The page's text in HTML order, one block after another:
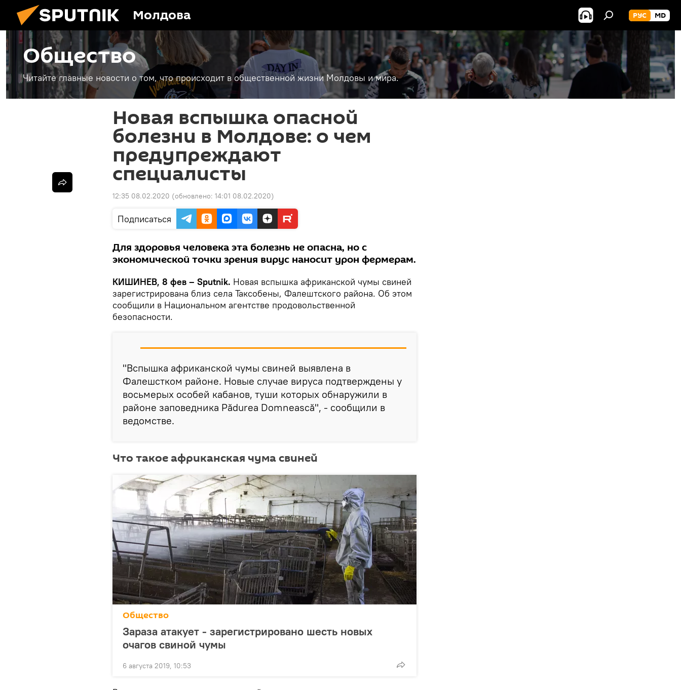
Молдова РУС MD
Общество
Читайте главные новости о том, что происходит в общественной жизни Молдовы и мира.
Новая вспышка опасной
болезни в Молдове: о чем
предупреждают
специалисты
12:35 08.02.2020 (обновлено: 14:01 08.02.2020)
Подписаться
Для здоровья человека эта болезнь не опасна, но с
экономической точки зрения вирус наносит урон фермерам.
КИШИНЕВ, 8 фев – Sputnik. Новая вспышка африканской чумы свиней
зарегистрирована близ села Таксобены, Фалештского района. Об этом
сообщили в Национальном агентстве продовольственной
безопасности.
"Вспышка африканской чумы свиней выявлена в
Фалешстком районе. Новые случае вируса подтверждены у
восьмерых особей кабанов, туши которых обнаружили в
районе заповедника Pădurea Domnească", - сообщили в
ведомстве.
Что такое африканская чума свиней
Общество
Зараза атакует - зарегистрировано шесть новых
очагов свиной чумы
6 августа 2019, 10:53